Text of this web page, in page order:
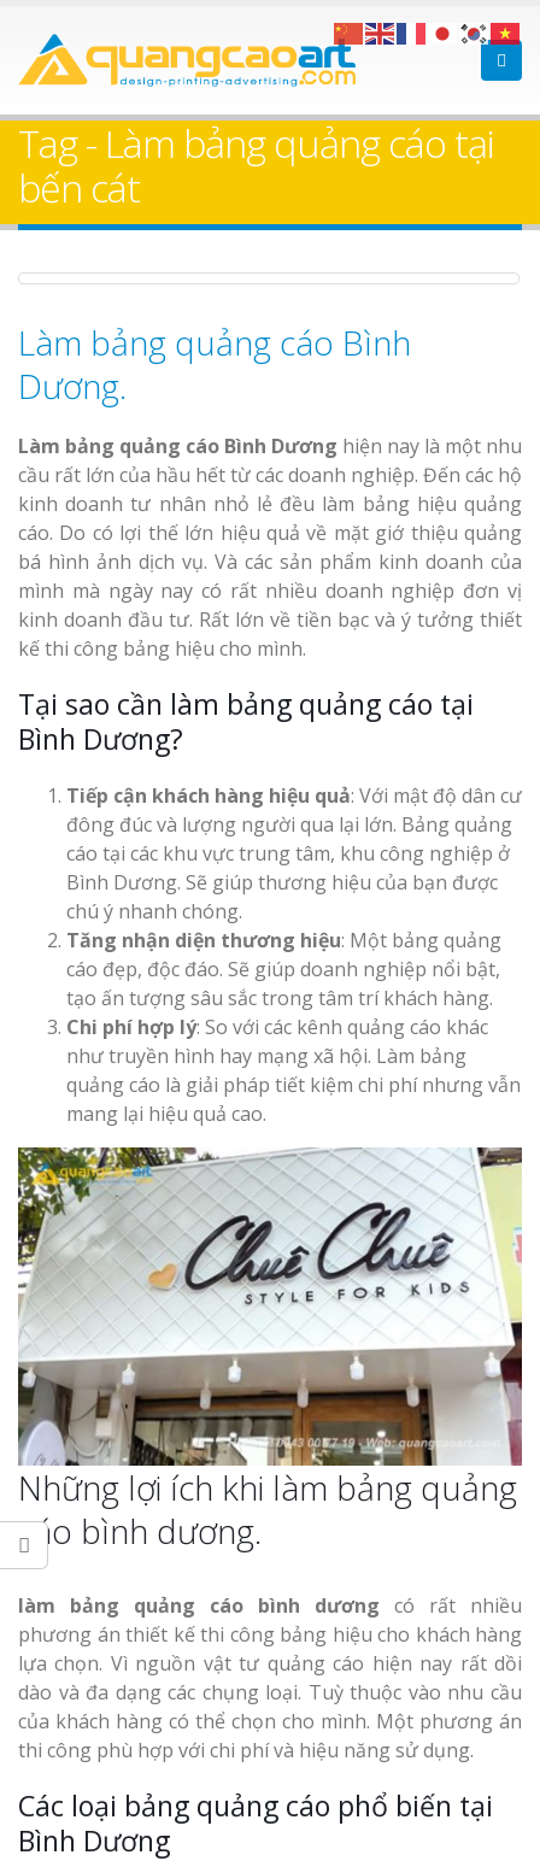
Tag - Làm bảng quảng cáo tại
bến cát
Làm bảng quảng cáo Bình
Dương.
Làm bảng quảng cáo Bình Dương hiện nay là một nhu
cầu rất lớn của hầu hết từ các doanh nghiệp. Đến các hộ
kinh doanh tư nhân nhỏ lẻ đều làm bảng hiệu quảng
cáo. Do có lợi thế lớn hiệu quả về mặt giớ thiệu quảng
bá hình ảnh dịch vụ. Và các sản phẩm kinh doanh của
mình mà ngày nay có rất nhiều doanh nghiệp đơn vị
kinh doanh đầu tư. Rất lớn về tiền bạc và ý tưởng thiết
kế thi công bảng hiệu cho mình.
Tại sao cần làm bảng quảng cáo tại
Bình Dương?
Tiếp cận khách hàng hiệu quả: Với mật độ dân cư
đông đúc và lượng người qua lại lớn. Bảng quảng
cáo tại các khu vực trung tâm, khu công nghiệp ở
Bình Dương. Sẽ giúp thương hiệu của bạn được
chú ý nhanh chóng.
Tăng nhận diện thương hiệu: Một bảng quảng
cáo đẹp, độc đáo. Sẽ giúp doanh nghiệp nổi bật,
tạo ấn tượng sâu sắc trong tâm trí khách hàng.
Chi phí hợp lý: So với các kênh quảng cáo khác
như truyền hình hay mạng xã hội. Làm bảng
quảng cáo là giải pháp tiết kiệm chi phí nhưng vẫn
mang lại hiệu quả cao.
Những lợi ích khi làm bảng quảng
cáo bình dương.
làm bảng quảng cáo bình dương có rất nhiều
phương án thiết kế thi công bảng hiệu cho khách hàng
lựa chọn. Vì nguồn vật tư quảng cáo hiện nay rất dồi
dào và đa dạng các chụng loại. Tuỳ thuộc vào nhu cầu
của khách hàng có thể chọn cho mình. Một phương án
thi công phù hợp với chi phí và hiệu năng sử dụng.
Các loại bảng quảng cáo phổ biến tại
Bình Dương
Bảng gỗ treo cửa
Làm bảng hiệu gỗ tại
Biên Hòa
Làm bảng hiệu gỗ tại
Nghệ An
Làm bảng hiệu gỗ
Làm bảng
Làm biển
Dương
Dương
Làm biển
tóc Thuận An
Thi công
Nghệ An giá
Nghệ An Nâng Tầm
Hiệu
Làm Biển
Rẻ Tại Vinh Giải Pháp
Quả
Làm Hộp
Cáo Tại Vinh Giá Rẻ
Biển Led
Ma Trận
Thi Công
Làm Biển
Mica Tại Vinh Lấy
Làm biển
tại Vinh Nghệ An